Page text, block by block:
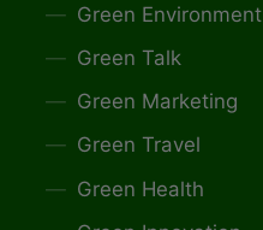
Green Environment
Green Talk
Green Marketing
Green Travel
Green Health